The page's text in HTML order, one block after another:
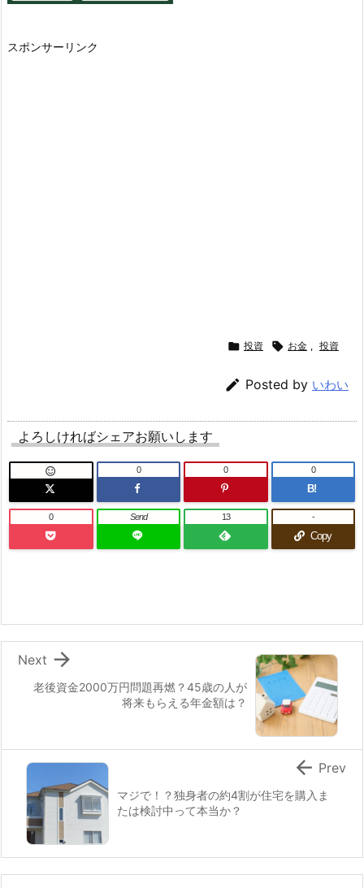
スポンサーリンク
 投資  お金 , 投資
 Posted by いわい
よろしければシェアお願いします
 0 0
B!
0
0 Send 13
Copy
-
老後資金2000万円問題再燃？45歳の人が
将来もらえる年金額は？

Next
マジで！？独身者の約4割が住宅を購入ま
たは検討中って本当か？
 Prev